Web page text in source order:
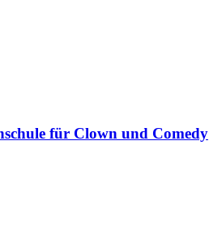
für Clown und Comedy